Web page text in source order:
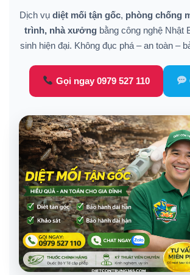
Dịch vụ diệt mối tận gốc, phòng chống
trình, nhà xưởngbằng công nghệ Nhật
sinh hiện đại. Không đục phá – an toàn –
Gọi ngay 0979 527 110